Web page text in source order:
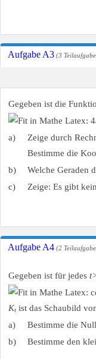
Aufgabe A3 (3
Gegeben ist die
a)
Zeige durch
Bestimme die
b)
Welche Geraden
c)
Zeige: Es gibt
Aufgabe A4 (2
Gegeben ist für jedes
Kt ist das Schaubild
a)
Bestimme die
b) Bestimme den